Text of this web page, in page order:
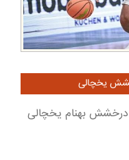
یخچالی
درخشش بهنام یخچالی